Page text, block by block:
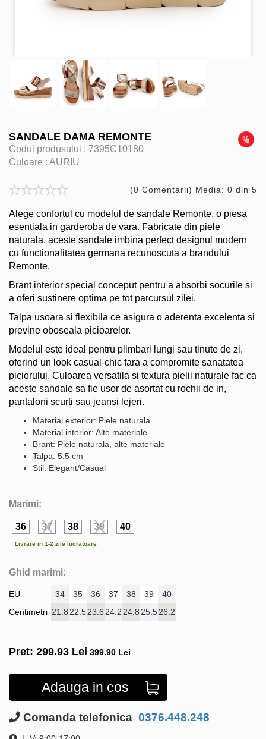
SANDALE DAMA REMONTE
Codul produsului : 7395C10180
Culoare : AURIU
(0 Comentarii) Media: 0 din 5
Alege confortul cu modelul de sandale Remonte, o piesa
esentiala in garderoba de vara. Fabricate din piele
naturala, aceste sandale imbina perfect designul modern
cu functionalitatea germana recunoscuta a brandului
Remonte.
Brant interior special conceput pentru a absorbi socurile si
a oferi sustinere optima pe tot parcursul zilei.
Talpa usoara si flexibila ce asigura o aderenta excelenta si
previne oboseala picioarelor.
Modelul este ideal pentru plimbari lungi sau tinute de zi,
oferind un look casual-chic fara a compromite sanatatea
piciorului. Culoarea versatila si textura pielii naturale fac ca
aceste sandale sa fie usor de asortat cu rochii de in,
pantaloni scurti sau jeansi lejeri.
Material exterior: Piele naturala
Material interior: Alte materiale
Brant: Piele naturala, alte materiale
Talpa: 5.5 cm
Stil: Elegant/Casual
Marimi:
36 37 38 39 40
Livrare in 1-2 zile lucratoare
Ghid marimi:
EU
Centimetri
34 35 36 37 38 39
40
21.8 22.523.6 24.2 24.8 25.526.2
Pret: 299.93 Lei 399.90 Lei
Adauga in cos
Comanda telefonica 0376.448.248